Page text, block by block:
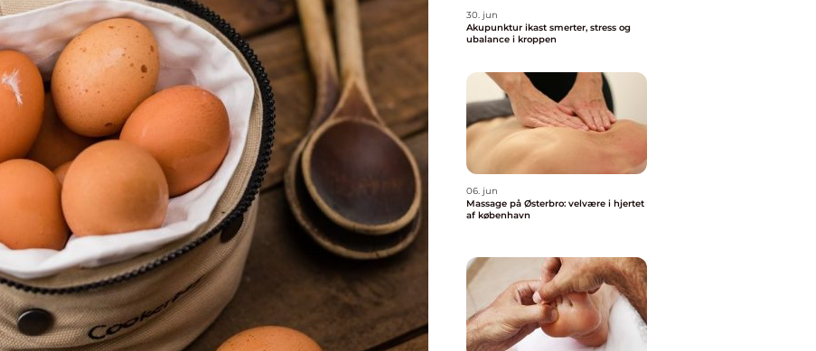
30. jun
Akupunktur ikast smerter, stress og
ubalance i kroppen
06. jun
Massage på Østerbro: velvære i hjertet
af københavn